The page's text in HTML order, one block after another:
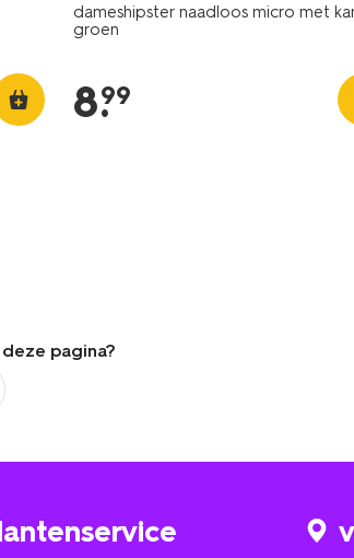
dameshipster naadloos micro met
groen
8.
99
pagina?